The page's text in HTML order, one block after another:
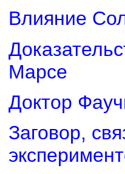
Влияние
Марсе
Доктор
Заговор,